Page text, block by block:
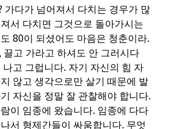
가다가 넘어져서 다치는 경우가 많
서 다치면 그것으로 돌아가시는
80이 되셨어도 마음은 청춘이라.
끌고 가라고 하셔도 안 그러시다
나고 그럽니다. 자기 자신의 힘 자
않고 생각으로만 살기 때문에 발
자신을 정말 잘 관찰해야 합니다.
이 임종에 왔습니다. 임종에 다다
서 형제간들이 싸움합니다. 무엇